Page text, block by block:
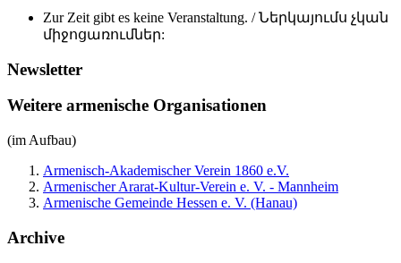
Zur Zeit gibt es keine Veranstaltung. / Ներկայումս չկան
միջոցառումներ:
Newsletter
Weitere armenische Organisationen
(im Aufbau)
Armenisch-Akademischer Verein 1860 e.V.
Armenischer Ararat-Kultur-Verein e. V. - Mannheim
Armenische Gemeinde Hessen e. V. (Hanau)
Archive